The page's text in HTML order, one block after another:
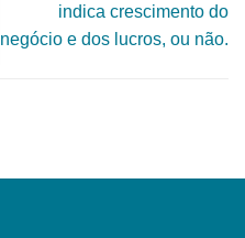
indica crescimento do
negócio e dos lucros, ou não.